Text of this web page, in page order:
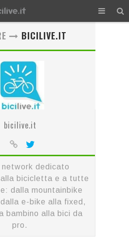
BICILIVE.IT
bicilive.it
network dedicato
bicicletta e a tutte
dalla mountainbike
e-bike alla fixed,
bambino alla bici da
pro.